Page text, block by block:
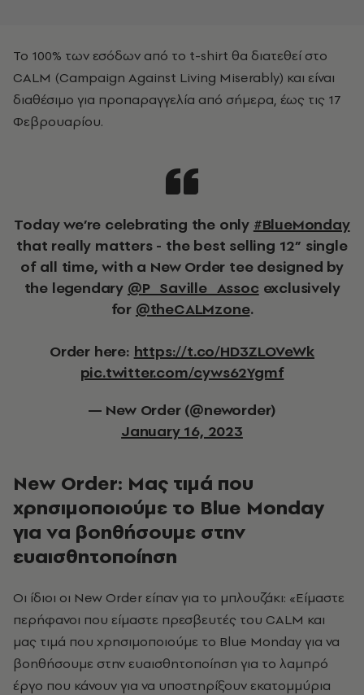
Το 100% των εσόδων από το t-shirt θα διατεθεί στο
CALM (Campaign Against Living Miserably) και είναι
διαθέσιμο για προπαραγγελία από σήμερα, έως τις 17
Φεβρουαρίου.
Today we’re celebrating the only #BlueMonday
that really matters - the best selling 12” single
of all time, with a New Order tee designed by
the legendary @P_Saville_Assocexclusively
for @theCALMzone.
Order here: https://t.co/HD3ZLOVeWk
pic.twitter.com/cyws62Ygmf
— New Order (@neworder)
January 16, 2023
New Order: Μας τιμά που
χρησιμοποιούμε το Blue Monday
για να βοηθήσουμε στην
ευαισθητοποίηση
Οι ίδιοι οι New Order είπαν για το μπλουζάκι: «Είμαστε
περήφανοι που είμαστε πρεσβευτές του CALM και
μας τιμά που χρησιμοποιούμε το Blue Monday για να
βοηθήσουμε στην ευαισθητοποίηση για το λαμπρό
έργο που κάνουν για να υποστηρίξουν εκατομμύρια